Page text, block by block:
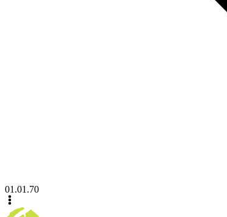
01.01.70